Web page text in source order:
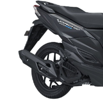
Jelajah
Yamalube Power XP
Core 125cc
Yamaha Indonesia Rilis
Eye